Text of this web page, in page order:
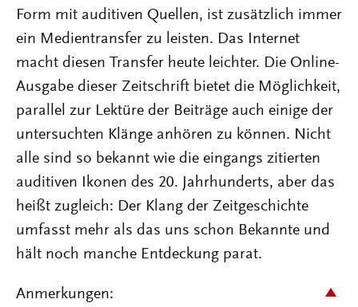
Form mit auditiven Quellen, ist zusätzlich immer
ein Medientransfer zu leisten. Das Internet
macht diesen Transfer heute leichter. Die Online-
Ausgabe dieser Zeitschrift bietet die Möglichkeit,
parallel zur Lektüre der Beiträge auch einige der
untersuchten Klänge anhören zu können. Nicht
alle sind so bekannt wie die eingangs zitierten
auditiven Ikonen des 20. Jahrhunderts, aber das
heißt zugleich: Der Klang der Zeitgeschichte
umfasst mehr als das uns schon Bekannte und
hält noch manche Entdeckung parat.
Anmerkungen: